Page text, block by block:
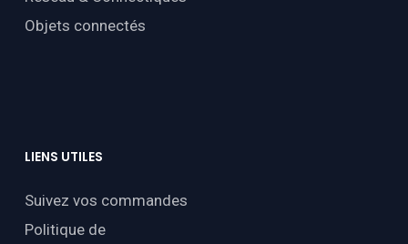
Objets connectés
LIENS UTILES
Suivez vos commandes
Politique de